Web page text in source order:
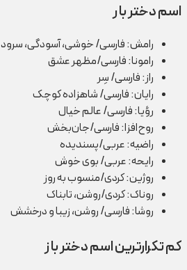
اسم دختر با ر
رامش: فارسی/ خوشی، آسودگی، سرود
رامونا: فارسی/مظهر عشق
راز: فارسی/ سِر
رایان: فارسی/ شاهزاده کوچک
رؤیا: فارسی/ عالم خیال
روح‌افزا: فارسی/جان‌بخش
راضیه: عربی/پسندیده
رایحه: عربی/ بوی خوش
روژین: کردی/منسوب به روز
روناک: کردی/روشن، تابناک
روشا: فارسی/ روشن، زیبا و درخشش
کم تکرارترین اسم دختر با ز